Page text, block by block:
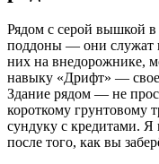
Рядом с серой вышкой
поддоны — они служат
них на внедорожнике,
навыку «Дрифт» —
Здание рядом — не
короткому грунтовому
сундуку с кредитами. Я
после того, как вы